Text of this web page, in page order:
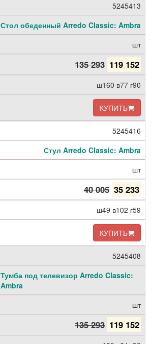
5245413
Стол обеденный Arredo Classic: Ambra
шт
135 293 119 152
ш160 в77 г90
КУПИТЬ
5245416
Стул Arredo Classic: Ambra
шт
40 005 35 233
ш49 в102 г59
КУПИТЬ
5245408
Тумба под телевизор Arredo Classic:
Ambra
шт
135 293 119 152